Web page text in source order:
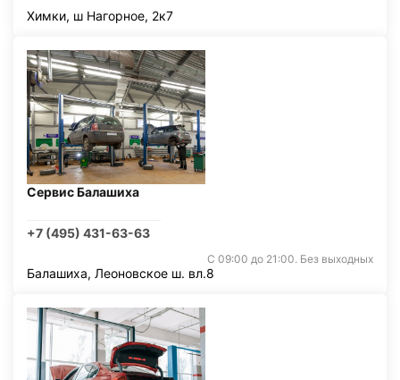
Химки, ш Нагорное, 2к7
Сервис Балашиха
+7 (495) 431-63-63
С 09:00 до 21:00. Без выходных
Балашиха, Леоновское ш. вл.8